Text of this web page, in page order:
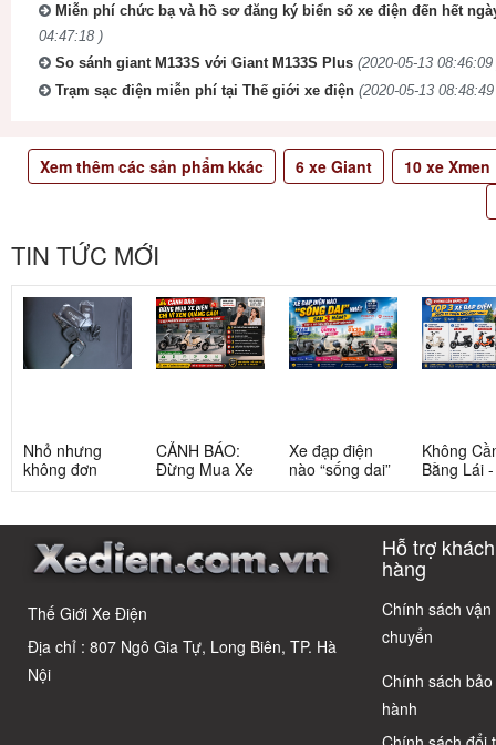
Miễn phí chức bạ và hồ sơ đăng ký biển số xe điện đến hết
04:47:18 )
So sánh giant M133S với Giant M133S Plus (2020-05-13 08:46:09
Trạm sạc điện miễn phí tại Thế giới xe điện (2020-05-13
Xem thêm các sản phẩm kkác 6xe Giant 10xe Xmen
TIN TỨC MỚI
Nhỏ nhưng
không đơn
giản: Sự thật
học sinh cấp 2
CẢNH BÁO:
Đừng Mua Xe
Điện Chỉ Vì
Cáo! 5 Bẫy
Quyết Chọn Xe
Chuẩn Chỉnh
Xe đạp điện
nào “sống dai”
nhất sau 5
có câu trả lời
Không
Bằng Lái
3 Xe Đạp
Cho Học
Thế Giới Xe Điện
Địa chỉ : 807 Ngô Gia Tự, Long Biên, TP. Hà
Nội
Hỗ trợ khách
hàng
Chính sách vận
chuyển
Chính sách bảo
hành